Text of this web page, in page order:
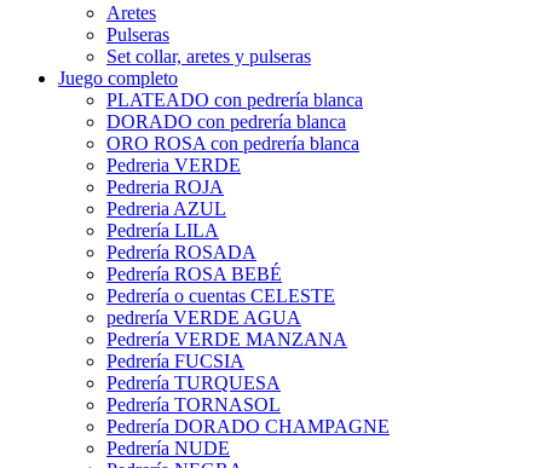
Aretes
Pulseras
Set collar, aretes y pulseras
Juego completo
PLATEADO con pedrería blanca
DORADO con pedrería blanca
ORO ROSA con pedrería blanca
Pedreria VERDE
Pedreria ROJA
Pedreria AZUL
Pedrería LILA
Pedrería ROSADA
Pedrería ROSA BEBÉ
Pedrería o cuentas CELESTE
pedrería VERDE AGUA
Pedrería VERDE MANZANA
Pedrería FUCSIA
Pedrería TURQUESA
Pedrería TORNASOL
Pedrería DORADO CHAMPAGNE
Pedrería NUDE